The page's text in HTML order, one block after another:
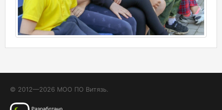
© 2012—2026 МОО ПО Витязь.